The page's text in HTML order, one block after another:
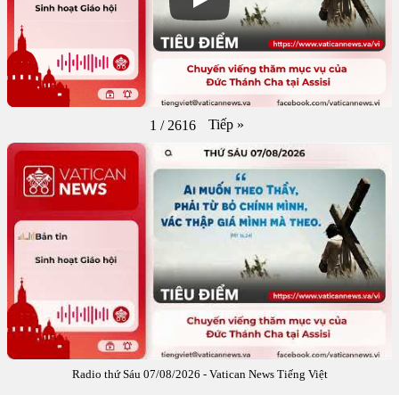
1 / 2616 Tiếp »
Radio thứ Sáu 07/08/2026 - Vatican News Tiếng Việt